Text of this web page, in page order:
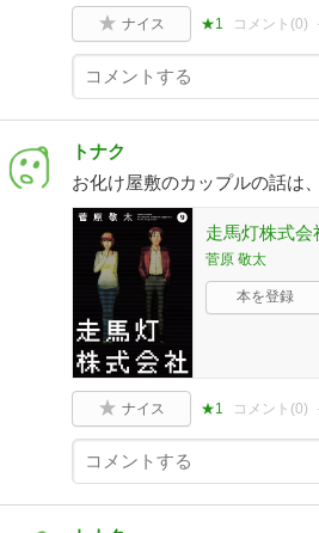
ナイス ★1 コメント(0)
トナク
お化け屋敷のカップルの話は
走馬灯株式会
菅原 敬太
本を登録
ナイス ★1 コメント(0)